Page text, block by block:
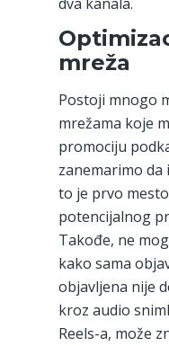
mreža
Postoji mnogo
mrežama koje
promociju
zanemarimo da
to je prvo
potencijalnog
Takođe, ne
kako sama
objavljena nije
kroz audio
Reels-a, može